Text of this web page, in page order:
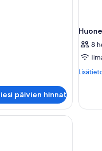
päivien hinnat
Huone
8